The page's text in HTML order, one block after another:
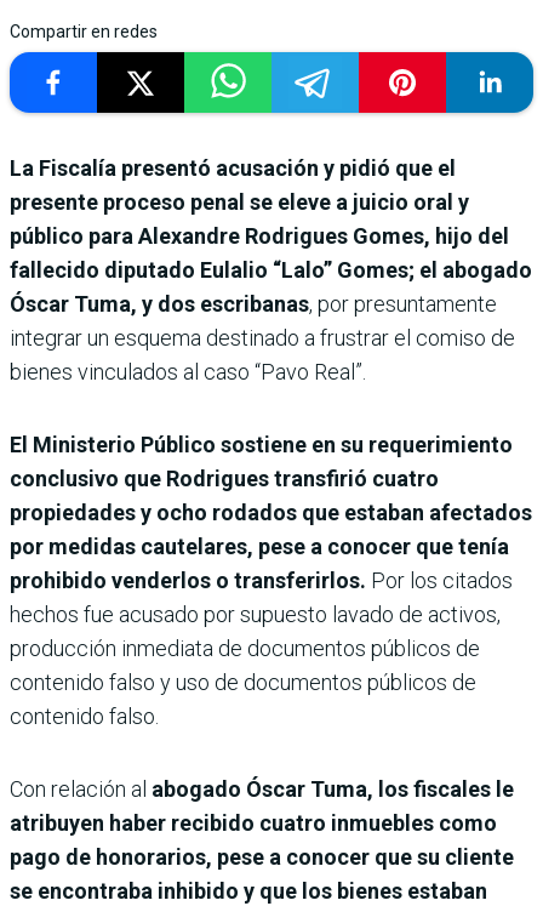
Compartir en redes
La Fiscalía presentó acusación y pidió que el
presente proceso penal se eleve a juicio oral y
público para Alexandre Rodrigues Gomes, hijo del
fallecido diputado Eulalio “Lalo” Gomes; el abogado
Óscar Tuma, y dos escribanas, por presuntamente
integrar un esquema destinado a frustrar el comiso de
bienes vinculados al caso “Pavo Real”.
El Ministerio Público sostiene en su requerimiento
conclusivo que Rodrigues transfirió cuatro
propiedades y ocho rodados que estaban afectados
por medidas cautelares, pese a conocer que tenía
prohibido venderlos o transferirlos. Por los citados
hechos fue acusado por supuesto lavado de activos,
producción inmediata de documentos públicos de
contenido falso y uso de documentos públicos de
contenido falso.
Con relación al abogado Óscar Tuma, los fiscales le
atribuyen haber recibido cuatro inmuebles como
pago de honorarios, pese a conocer que su cliente
se encontraba inhibido y que los bienes estaban